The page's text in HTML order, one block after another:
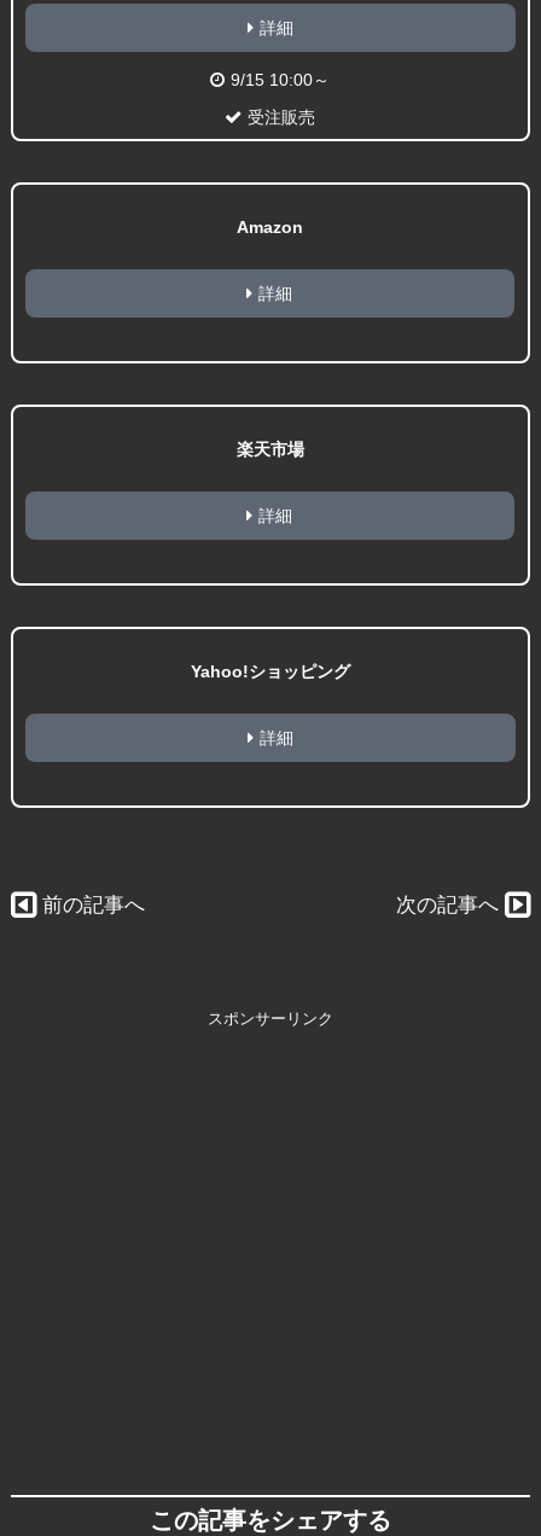
詳細
9/15 10:00～
受注販売
Amazon
詳細
楽天市場
詳細
Yahoo!ショッピング
詳細
前の記事へ 次の記事へ
スポンサーリンク
この記事をシェアする